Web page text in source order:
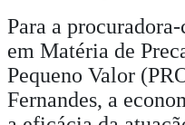
Para a
em Matéria de
Pequeno Valor
Fernandes, a